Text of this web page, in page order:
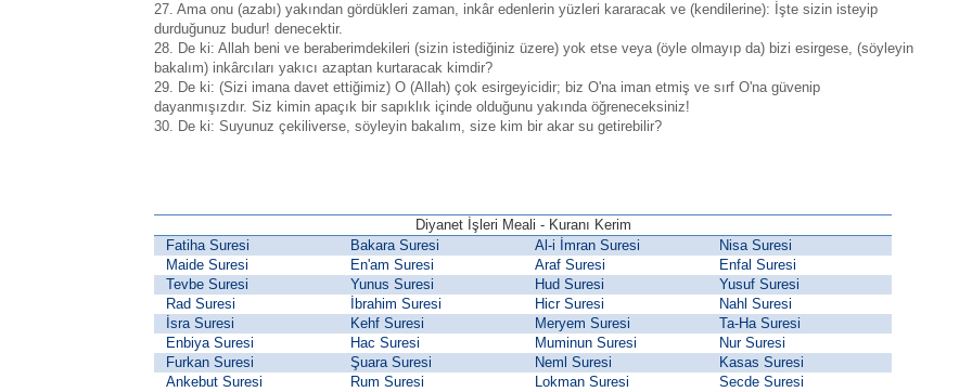
27. Ama onu (azabı) yakından gördükleri zaman, inkâr edenlerin yüzleri kararacak ve (kendilerine): İşte sizin isteyip
durduğunuz budur! denecektir.
28. De ki: Allah beni ve beraberimdekileri (sizin istediğiniz üzere) yok etse veya (öyle olmayıp da) bizi esirgese, (söyleyin
bakalım) inkârcıları yakıcı azaptan kurtaracak kimdir?
29. De ki: (Sizi imana davet ettiğimiz) O (Allah) çok esirgeyicidir; biz O'na iman etmiş ve sırf O'na güvenip
dayanmışızdır. Siz kimin apaçık bir sapıklık içinde olduğunu yakında öğreneceksiniz!
30. De ki: Suyunuz çekiliverse, söyleyin bakalım, size kim bir akar su getirebilir?
Diyanet İşleri Meali - Kuranı Kerim
Fatiha Suresi
Bakara Suresi Al-i İmran Suresi
Nisa Suresi
Maide Suresi
En'am Suresi Araf Suresi
Enfal Suresi
Tevbe Suresi
Yunus Suresi Hud Suresi
Yusuf Suresi
Rad Suresi
İbrahim Suresi Hicr Suresi
Nahl Suresi
İsra Suresi
Kehf Suresi Meryem Suresi
Ta-Ha Suresi
Enbiya Suresi
Hac Suresi Muminun Suresi
Nur Suresi
Furkan Suresi
Şuara Suresi Neml Suresi
Kasas Suresi
Ankebut Suresi
Rum Suresi Lokman Suresi
Secde Suresi